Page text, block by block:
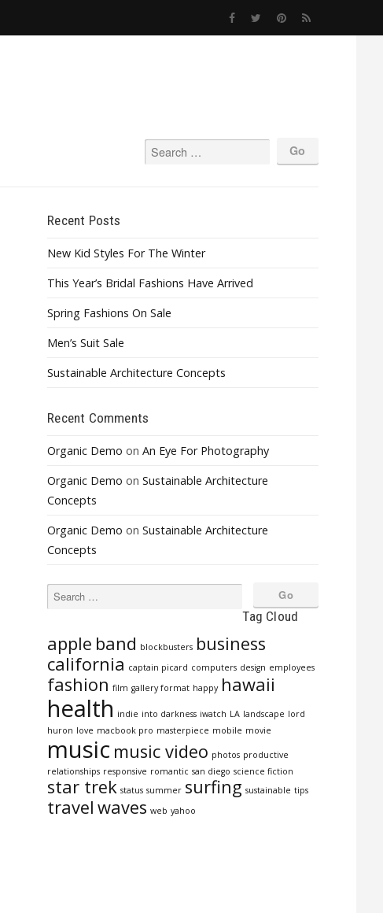
Recent Posts
New Kid Styles For The Winter
This Year’s Bridal Fashions Have Arrived
Spring Fashions On Sale
Men’s Suit Sale
Sustainable Architecture Concepts
Recent Comments
Organic Demo onAn Eye For Photography
Organic Demo onSustainable Architecture
Concepts
Organic Demo onSustainable Architecture
Concepts
Tag Cloud
apple band blockbusters business
california captain picard computers design employees
fashion film gallery format happy hawaii
health indie into darkness iwatch LA landscape lord
huron love macbook pro masterpiece mobile movie
music music video photos productive
relationships responsive romantic san diego science fiction
star trek status summer surfing sustainable tips
travel waves web yahoo